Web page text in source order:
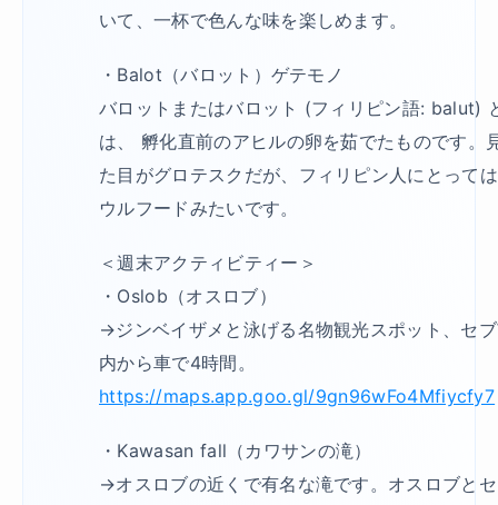
いて、一杯で色んな味を楽しめます。
・Balot（バロット）ゲテモノ
バロットまたはバロット (フィリピン語: balut)
は、 孵化直前のアヒルの卵を茹でたものです。
た目がグロテスクだが、フィリピン人にとって
ウルフードみたいです。
＜週末アクティビティー＞
・Oslob（オスロブ）
→ジンベイザメと泳げる名物観光スポット、セ
内から車で4時間。
https://maps.app.goo.gl/9gn96wFo4Mfiycfy7
・Kawasan fall（カワサンの滝）
→オスロブの近くで有名な滝です。オスロブと